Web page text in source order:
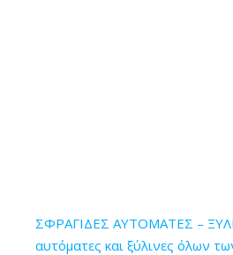
ΣΦΡΑΓΙΔΕΣ ΑΥΤΟΜΑΤΕΣ –
αυτόματες και ξύλινες όλων